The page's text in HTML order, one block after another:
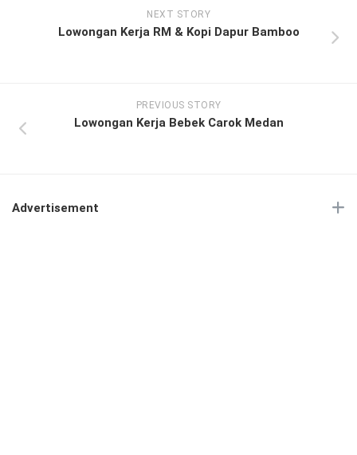
NEXT STORY
Lowongan Kerja RM & Kopi Dapur Bamboo
PREVIOUS STORY
Lowongan Kerja Bebek Carok Medan
Advertisement